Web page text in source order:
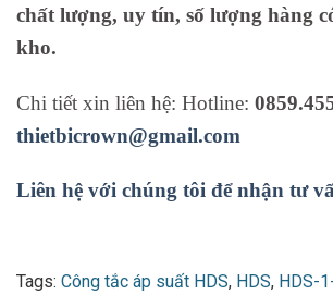
chất lượng, uy tín, số lượng hàng
kho.
Chi tiết xin liên hệ: Hotline:
thietbicrown@gmail.com
Liên hệ với chúng tôi để nhận tư
Tags: Công tắc áp suất HDS, HDS, HDS-